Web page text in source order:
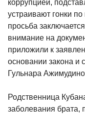
коррупцией,
устраивают гонки
просьба
внимание на
приложили к
основании закона и
Гульнара
Родственница
заболевания